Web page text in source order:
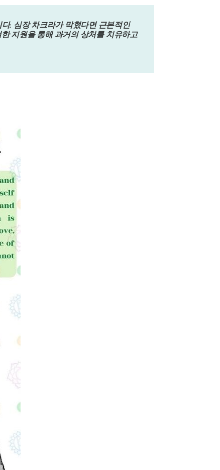
. 심장 차크라가 막혔다면 근본적인
지원을 통해 과거의 상처를 치유하고